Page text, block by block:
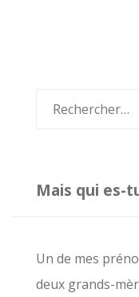
c
h
Mais qui es-
Un de mes
deux grands-